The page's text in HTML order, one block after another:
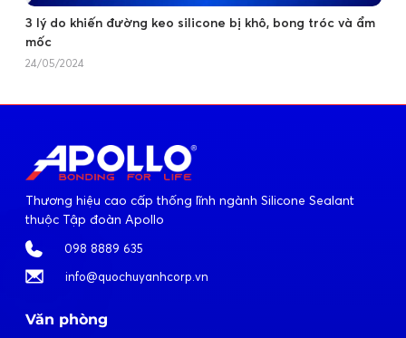
3 lý do khiến đường keo silicone bị khô, bong tróc và ẩm
mốc
24/05/2024
Thương hiệu cao cấp thống lĩnh ngành Silicone Sealant
thuộc Tập đoàn Apollo
098 8889 635
info@quochuyanhcorp.vn
Văn phòng